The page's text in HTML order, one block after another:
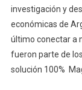
investigación y
económicas de
último conectar a
fueron parte de
solución 100%